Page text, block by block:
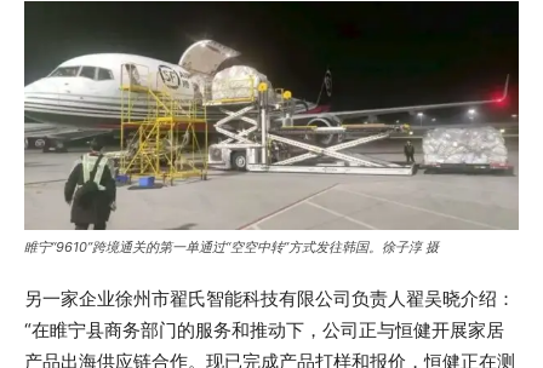
睢宁“9610”跨境通关的第一单通过“空空中转”方式发往韩国。徐子淳 摄
另一家企业徐州市翟氏智能科技有限公司负责人翟吴晓介绍：
“在睢宁县商务部门的服务和推动下，公司正与恒健开展家居
产品出海供应链合作。现已完成产品打样和报价，恒健正在测